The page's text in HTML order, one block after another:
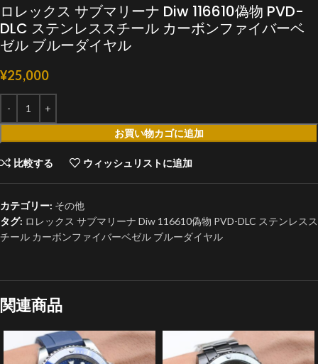
ロレックス サブマリーナ Diw 116610偽物 PVD-
DLC ステンレススチール カーボンファイバーベ
ゼル ブルーダイヤル
¥25,000
お買い物カゴに追加
比較する ウィッシュリストに追加
カテゴリー: その他
タグ: ロレックス サブマリーナ Diw 116610偽物 PVD-DLC ステンレスス
チール カーボンファイバーベゼル ブルーダイヤル
関連商品